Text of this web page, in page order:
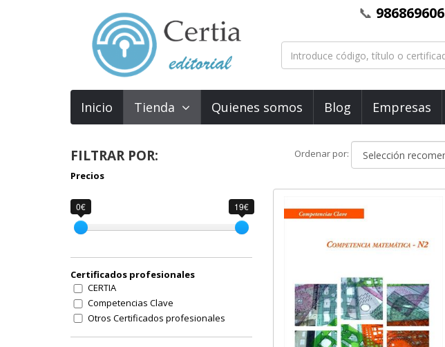
📞 986869606
Inicio Tienda Quienes somos Blog Empresas
Ordenar por:
Ordenar
por
FILTRAR POR:
Precios
0€ 19€
Certificados profesionales
CERTIA
Competencias Clave
Otros Certificados profesionales